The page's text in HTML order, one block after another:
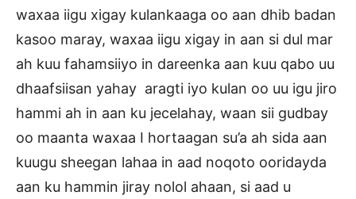
waxaa iigu xigay kulankaaga oo aan dhib badan
kasoo maray, waxaa iigu xigay in aan si dul mar
ah kuu fahamsiiyo in dareenka aan kuu qabo uu
dhaafsiisan yahay aragti iyo kulan oo uu igu jiro
hammi ah in aan ku jecelahay, waan sii gudbay
oo maanta waxaa I hortaagan su’a ah sida aan
kuugu sheegan lahaa in aad noqoto ooridayda
aan ku hammin jiray nolol ahaan, si aad u